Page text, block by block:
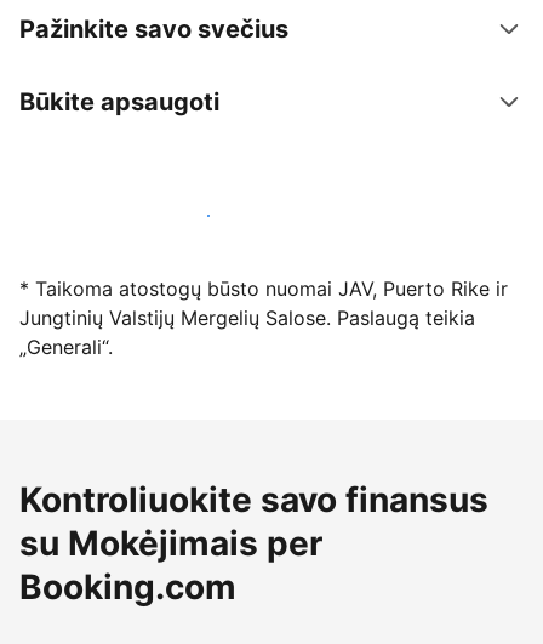
Pažinkite savo svečius
Būkite apsaugoti
Registruotis mūsų platformoje dabar
* Taikoma atostogų būsto nuomai JAV, Puerto Rike ir
Jungtinių Valstijų Mergelių Salose. Paslaugą teikia
„Generali“.
Kontroliuokite savo finansus
su Mokėjimais per
Booking.com